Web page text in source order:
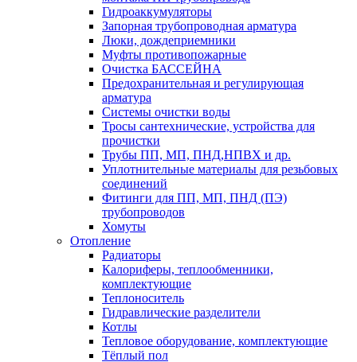
Гидроаккумуляторы
Запорная трубопроводная арматура
Люки, дождеприемники
Муфты противопожарные
Очистка БАССЕЙНА
Предохранительная и регулирующая
арматура
Системы очистки воды
Тросы сантехнические, устройства для
прочистки
Трубы ПП, МП, ПНД,НПВХ и др.
Уплотнительные материалы для резьбовых
соединений
Фитинги для ПП, МП, ПНД (ПЭ)
трубопроводов
Хомуты
Отопление
Радиаторы
Калориферы, теплообменники,
комплектующие
Теплоноситель
Гидравлические разделители
Котлы
Тепловое оборудование, комплектующие
Тёплый пол